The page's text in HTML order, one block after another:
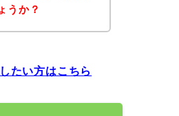
うか？
たい方はこちら